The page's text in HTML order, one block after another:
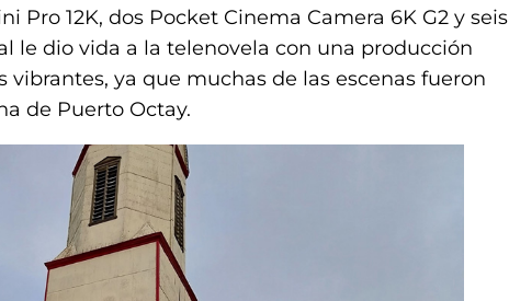
Pro 12K, dos Pocket Cinema Camera 6K G2 y seis
le dio vida a la telenovela con una producción
ya que muchas de las escenas fueron
de Puerto Octay.